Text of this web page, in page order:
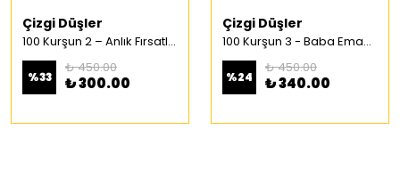
Çizgi Düşler
100 Kurşun 2 – Anlık Fırsatlar Türkçe Çizgi Roman
%33
₺ 450.00
₺ 300.00
Çizgi Düşler
100 Kurşun 3 - Baba Emaneti Türkçe Çizgi Roman
%24
₺ 450.00
₺ 340.00